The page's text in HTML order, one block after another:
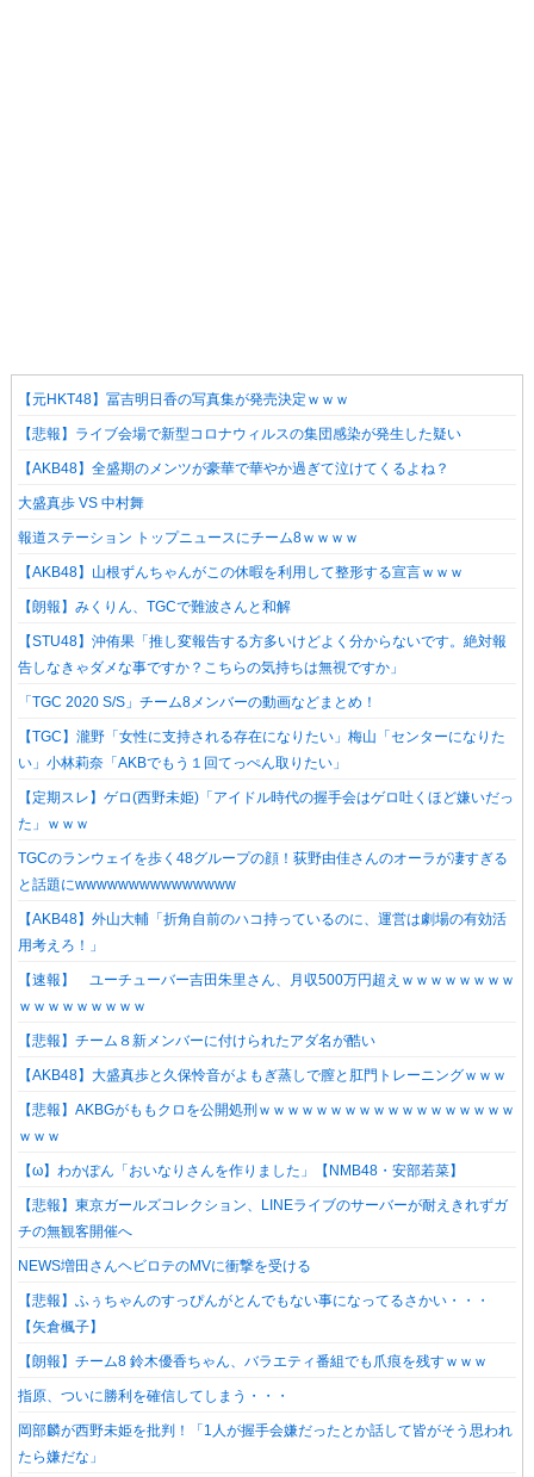
【元HKT48】冨吉明日香の写真集が発売決定ｗｗｗ
【悲報】ライブ会場で新型コロナウィルスの集団感染が発生した疑い
【AKB48】全盛期のメンツが豪華で華やか過ぎて泣けてくるよね？
大盛真歩 VS 中村舞
報道ステーション トップニュースにチーム8ｗｗｗｗ
【AKB48】山根ずんちゃんがこの休暇を利用して整形する宣言ｗｗｗ
【朗報】みくりん、TGCで難波さんと和解
【STU48】沖侑果「推し変報告する方多いけどよく分からないです。絶対報
告しなきゃダメな事ですか？こちらの気持ちは無視ですか」
「TGC 2020 S/S」チーム8メンバーの動画などまとめ！
【TGC】瀧野「女性に支持される存在になりたい」梅山「センターになりた
い」小林莉奈「AKBでもう１回てっぺん取りたい」
【定期スレ】ゲロ(西野未姫)「アイドル時代の握手会はゲロ吐くほど嫌いだっ
た」ｗｗｗ
TGCのランウェイを歩く48グループの顔！荻野由佳さんのオーラが凄すぎる
と話題にwwwwwwwwwwwwwww
【AKB48】外山大輔「折角自前のハコ持っているのに、運営は劇場の有効活
用考えろ！」
【速報】 ユーチューバー吉田朱里さん、月収500万円超えｗｗｗｗｗｗｗｗ
ｗｗｗｗｗｗｗｗｗ
【悲報】チーム８新メンバーに付けられたアダ名が酷い
【AKB48】大盛真歩と久保怜音がよもぎ蒸しで膣と肛門トレーニングｗｗｗ
【悲報】AKBGがももクロを公開処刑ｗｗｗｗｗｗｗｗｗｗｗｗｗｗｗｗｗｗ
ｗｗｗ
【ω】わかぽん「おいなりさんを作りました」【NMB48・安部若菜】
【悲報】東京ガールズコレクション、LINEライブのサーバーが耐えきれずガ
チの無観客開催へ
NEWS増田さんヘビロテのMVに衝撃を受ける
【悲報】ふぅちゃんのすっぴんがとんでもない事になってるさかい・・・
【矢倉楓子】
【朗報】チーム8 鈴木優香ちゃん、バラエティ番組でも爪痕を残すｗｗｗ
指原、ついに勝利を確信してしまう・・・
岡部麟が西野未姫を批判！「1人が握手会嫌だったとか話して皆がそう思われ
たら嫌だな」